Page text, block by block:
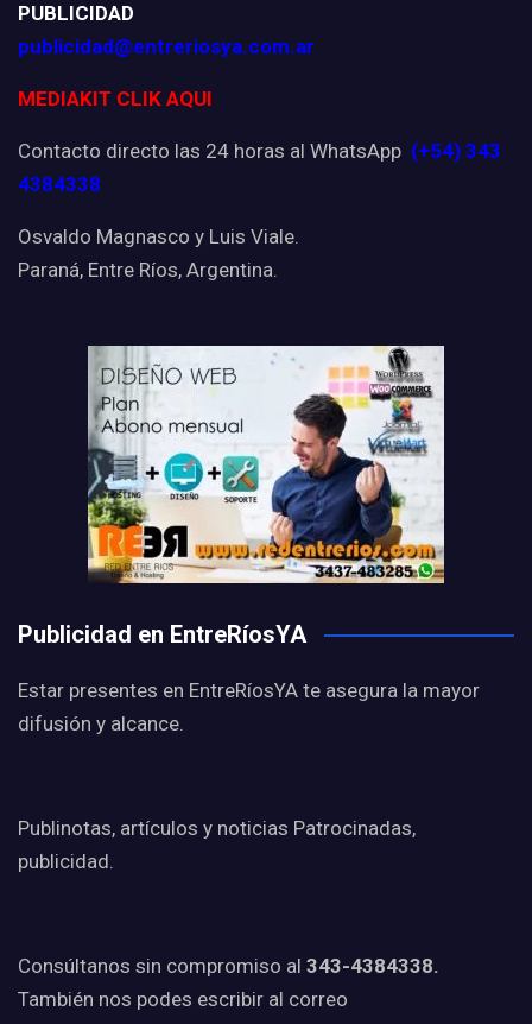
PUBLICIDAD
publicidad@entreriosya.com.ar
MEDIAKIT CLIK AQUI
Contacto directo las 24 horas al WhatsApp (+54) 343
4384338
Osvaldo Magnasco y Luis Viale.
Paraná, Entre Ríos, Argentina.
Publicidad en EntreRíosYA
Estar presentes en EntreRíosYA te asegura la mayor
difusión y alcance.
Publinotas, artículos y noticias Patrocinadas,
publicidad.
Consúltanos sin compromiso al 343-4384338.
También nos podes escribir al correo